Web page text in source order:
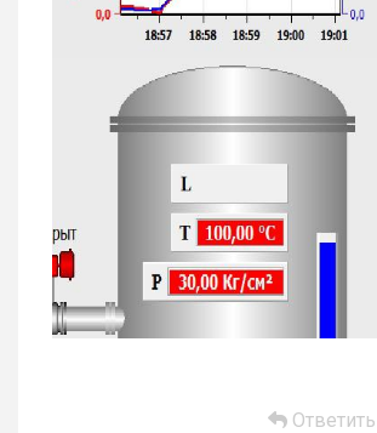
Ответить